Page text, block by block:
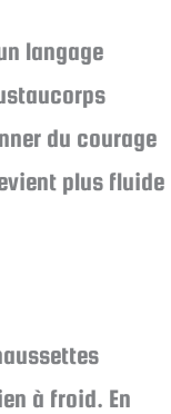
langage
du courage
plus fluide
à froid. En